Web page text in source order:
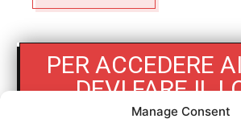
Manage Consent
PER ACCEDERE
DEVI FARE IL